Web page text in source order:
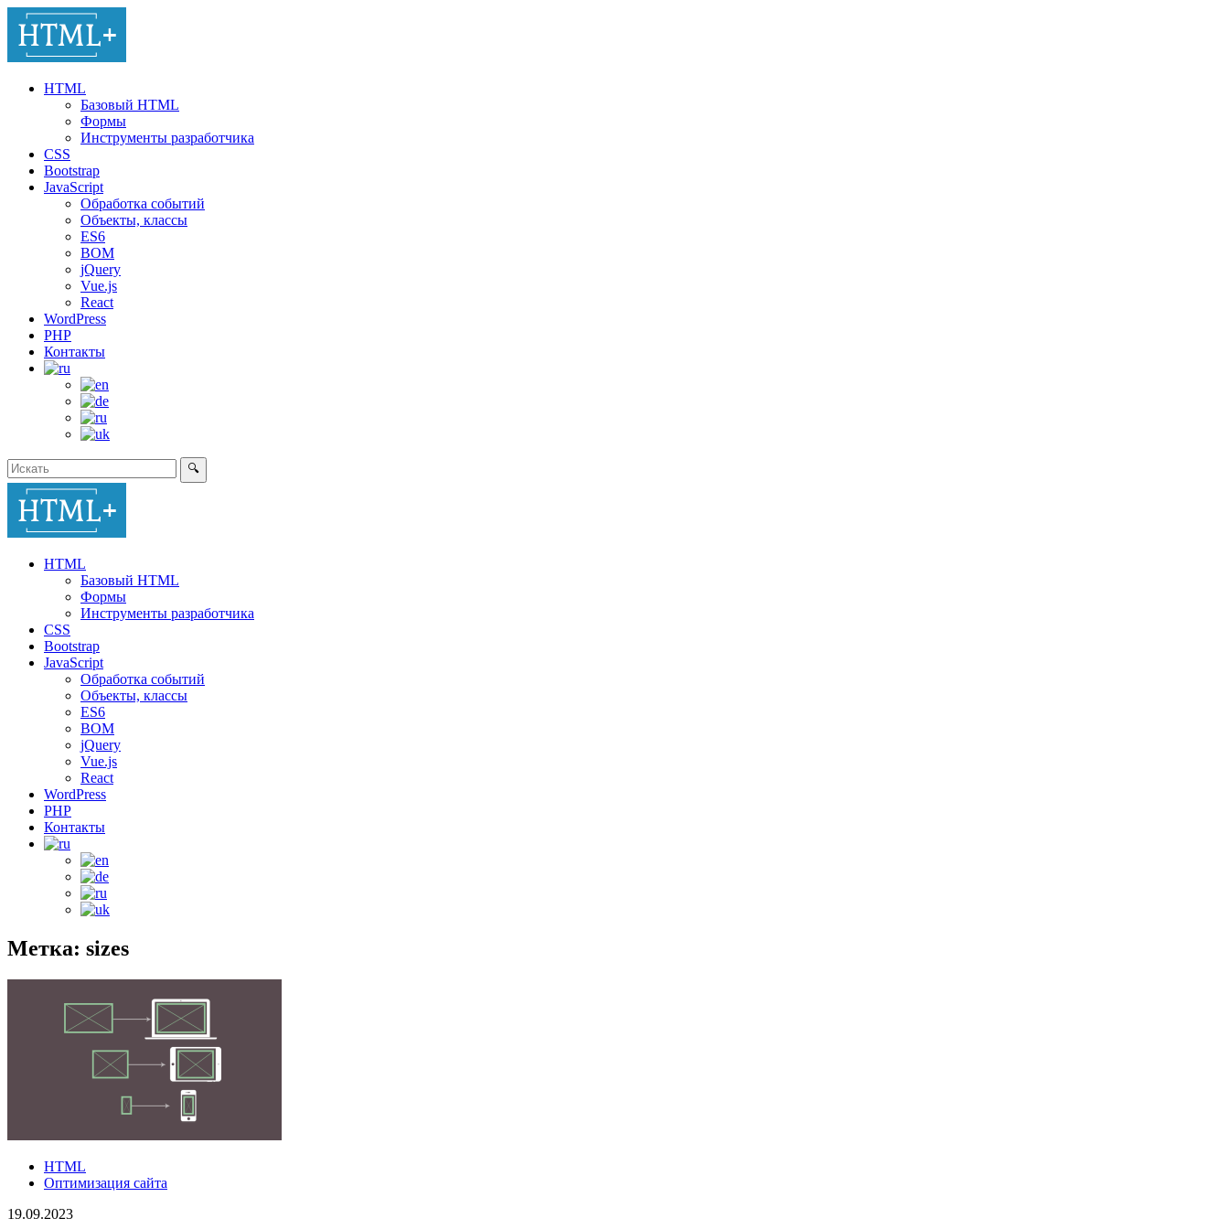
HTML
Базовый HTML
Формы
Инструменты разработчика
CSS
Bootstrap
JavaScript
Обработка событий
Объекты, классы
ES6
BOM
jQuery
Vue.js
React
WordPress
PHP
Контакты
🔍
HTML
Базовый HTML
Формы
Инструменты разработчика
CSS
Bootstrap
JavaScript
Обработка событий
Объекты, классы
ES6
BOM
jQuery
Vue.js
React
WordPress
PHP
Контакты
Метка: sizes
HTML
Оптимизация сайта
19.09.2023